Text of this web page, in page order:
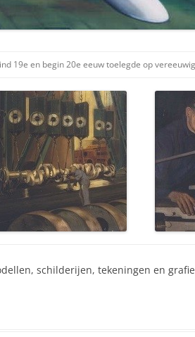
19e en begin 20e eeuw toelegde op
schilderijen, tekeningen en